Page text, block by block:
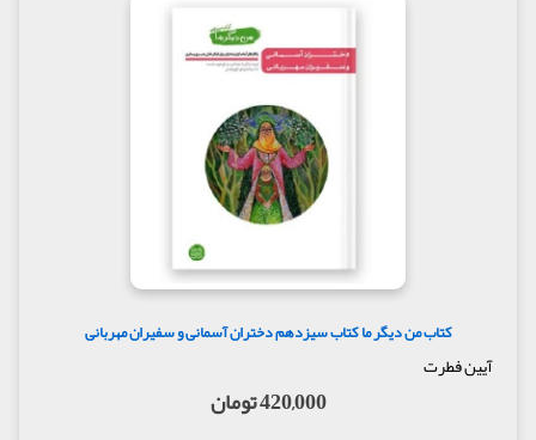
کتاب من دیگر ما کتاب سیزدهم دختران آسمانی و سفیران مهربانی
آیین فطرت
420,000 تومان